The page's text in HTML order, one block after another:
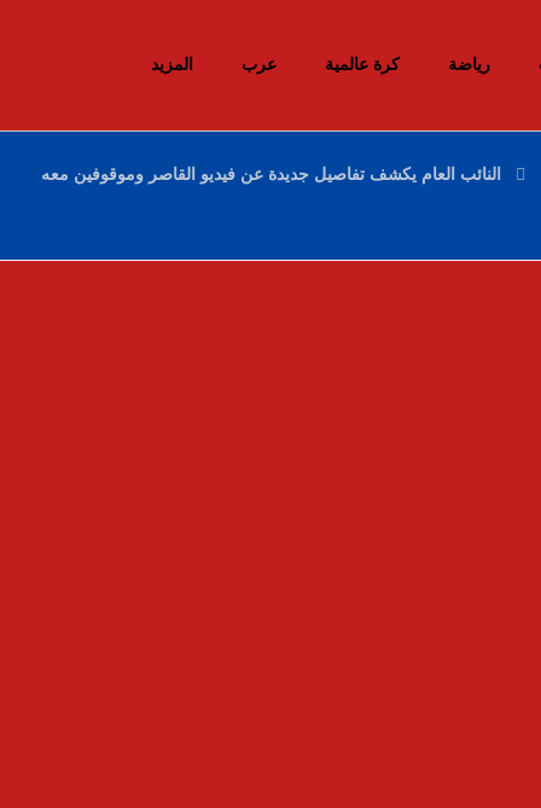
رياضة كرة عالمية عرب المزيد
النائب العام يكشف تفاصيل جديدة عن فيديو القاصر وموقوفين معه